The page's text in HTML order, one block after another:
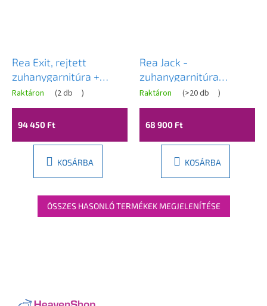
Rea Exit, rejtett
zuhanygarnitúra +
csaptelep, fényes
arany, REA-P8001
Raktáron (2 db )
94 450 Ft
KOSÁRBA
Rea Jack -
zuhanygarnitúra
forgatható
kádkifolyóval, arany,
REA-P7008
Raktáron (>20 db )
68 900 Ft
KOSÁRBA
ÖSSZES HASONLÓ TERMÉKEK MEGJELENÍTÉSE